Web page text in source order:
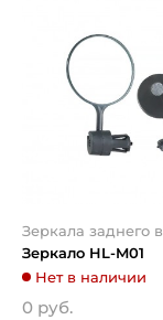
Зеркала заднего
Зеркало HL-M01
Нет в наличии
0 руб.